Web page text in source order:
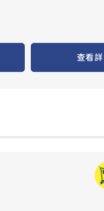
查看